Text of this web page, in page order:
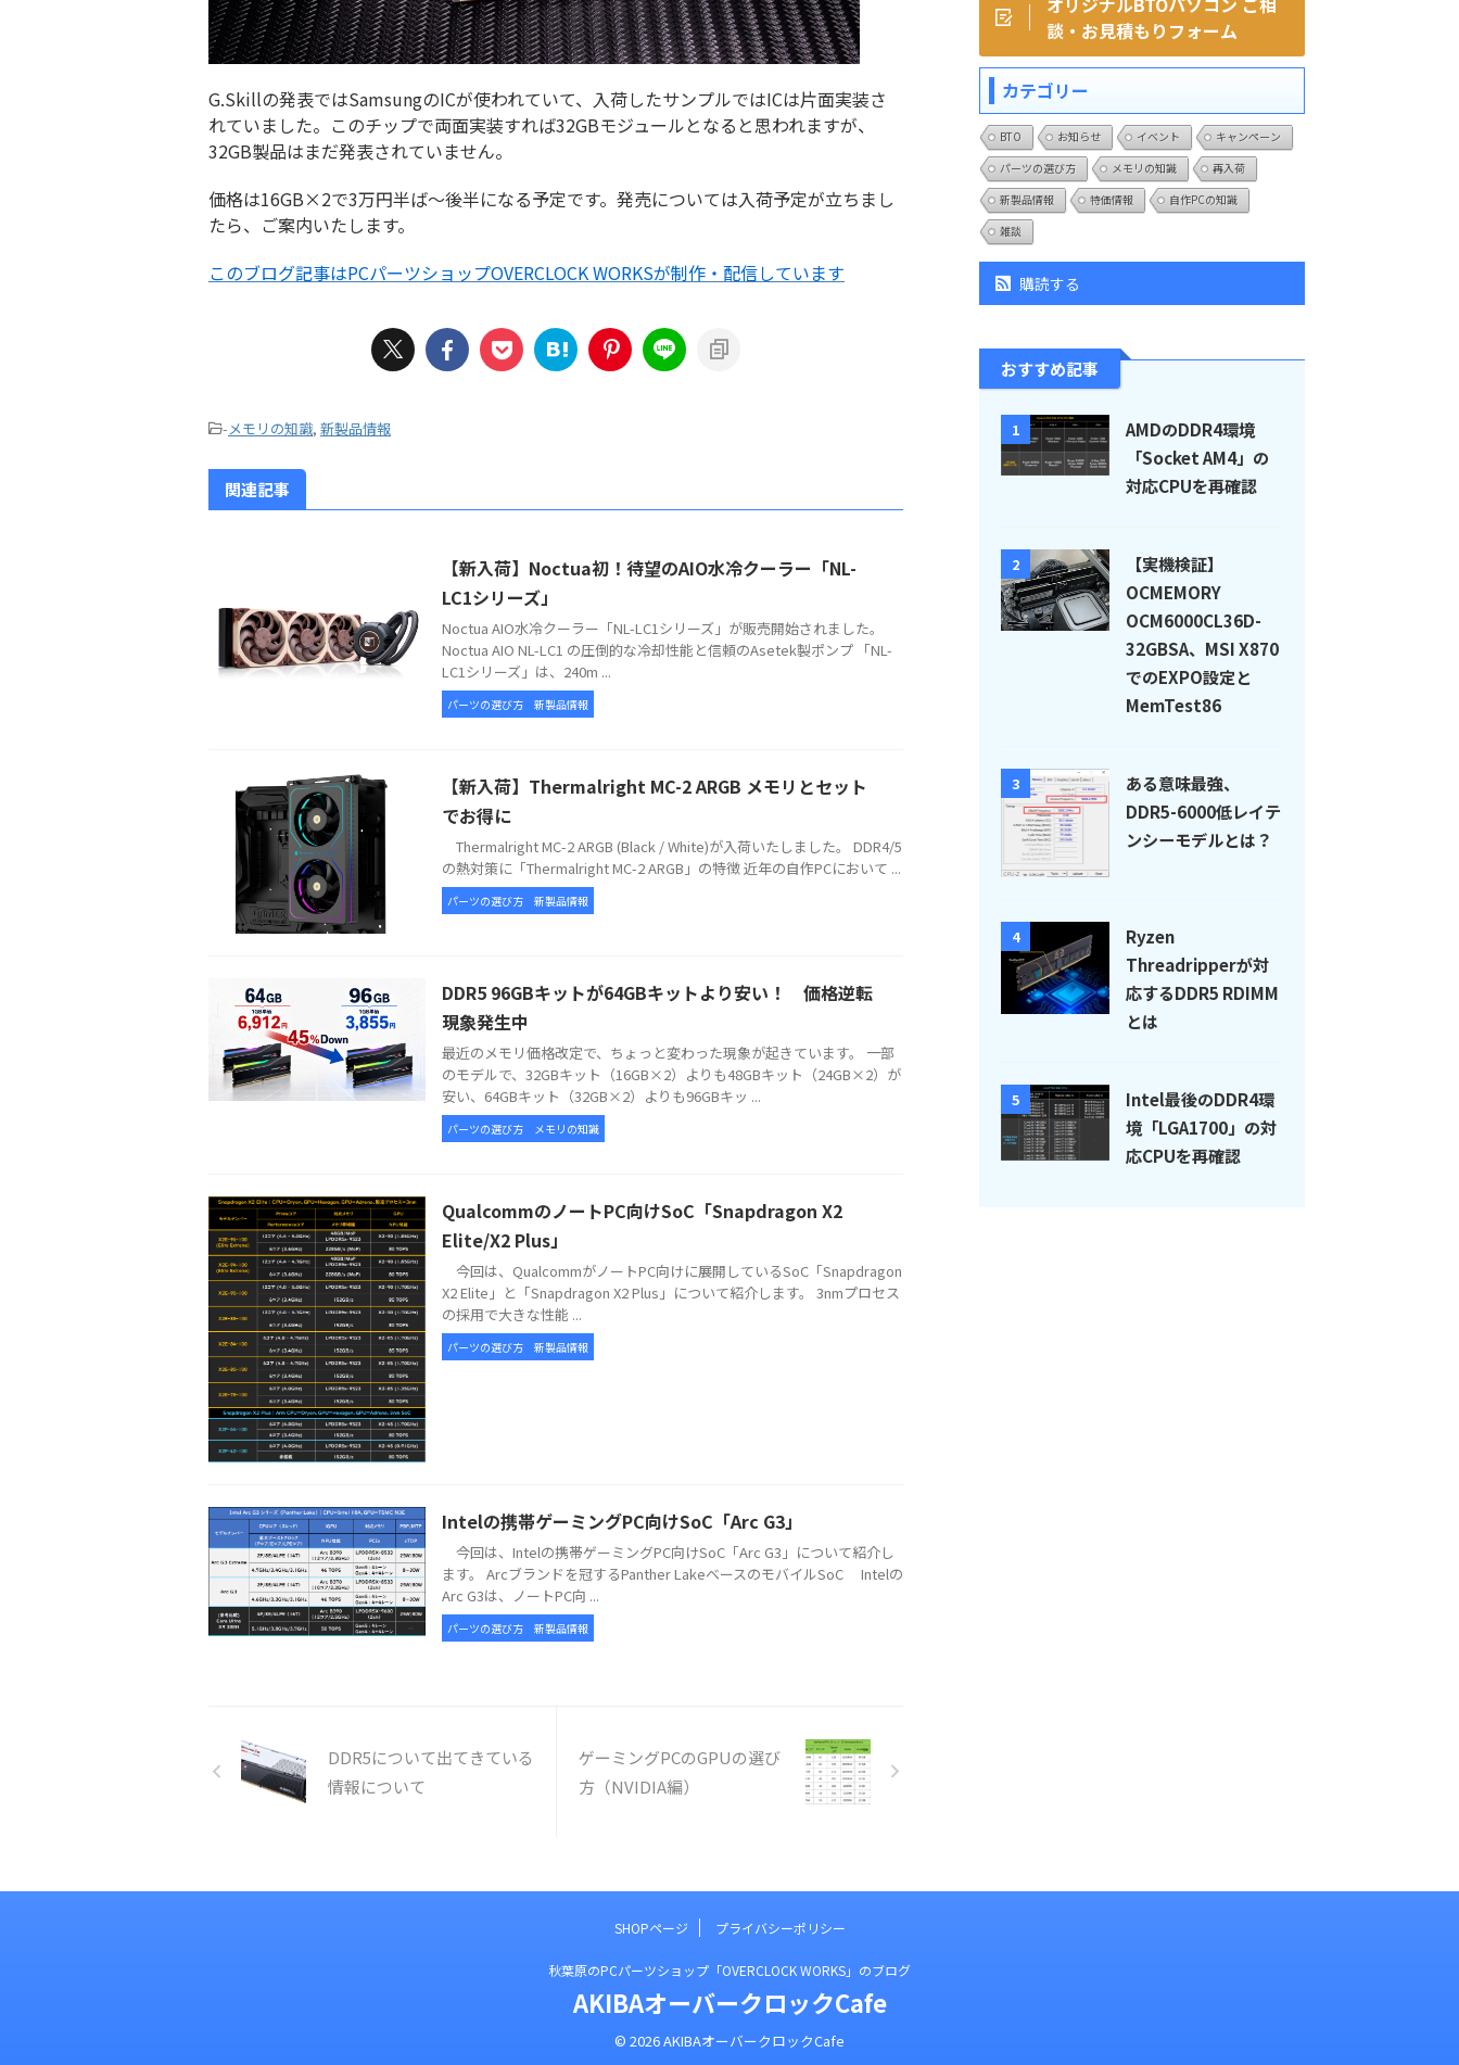
G.Skillの発表ではSamsungのICが使われていて、入荷したサンプルではICは片面実装さ
れていました。このチップで両面実装すれば32GBモジュールとなると思われますが、
32GB製品はまだ発表されていません。
価格は16GB×2で3万円半ば～後半になる予定です。発売については入荷予定が立ちまし
たら、ご案内いたします。
このブログ記事はPCパーツショップOVERCLOCK WORKSが制作・配信しています
- メモリの知識, 新製品情報
関連記事
【新入荷】Noctua初！待望のAIO水冷クーラー「NL-
LC1シリーズ」
Noctua AIO水冷クーラー「NL-LC1シリーズ」が販売開始されました。
Noctua AIO NL-LC1 の圧倒的な冷却性能と信頼のAsetek製ポンプ 「NL-
LC1シリーズ」は、240m ...
パーツの選び方 新製品情報
【新入荷】Thermalright MC-2 ARGB メモリとセット
でお得に
Thermalright MC-2 ARGB (Black / White)が入荷いたしました。 DDR4/5
の熱対策に「Thermalright MC-2 ARGB」の特徴 近年の自作PCにおいて ...
パーツの選び方 新製品情報
DDR5 96GBキットが64GBキットより安い！ 価格逆転
現象発生中
最近のメモリ価格改定で、ちょっと変わった現象が起きています。 一部
のモデルで、32GBキット（16GB×2）よりも48GBキット（24GB×2）が
安い、64GBキット（32GB×2）よりも96GBキッ ...
パーツの選び方 メモリの知識
QualcommのノートPC向けSoC「Snapdragon X2
Elite/X2 Plus」
今回は、QualcommがノートPC向けに展開しているSoC「Snapdragon
X2 Elite」と「Snapdragon X2 Plus」について紹介します。 3nmプロセス
の採用で大きな性能 ...
パーツの選び方 新製品情報
Intelの携帯ゲーミングPC向けSoC「Arc G3」
今回は、Intelの携帯ゲーミングPC向けSoC「Arc G3」について紹介し
ます。 Arcブランドを冠するPanther LakeベースのモバイルSoC Intelの
Arc G3は、ノートPC向 ...
パーツの選び方 新製品情報
DDR5について出てきている
情報について
ゲーミングPCのGPUの選び
方（NVIDIA編）
談・お見積もりフォーム
カテゴリー
BTO お知らせ イベント
キャンペーン
パーツの選び方
メモリの知識
再入荷
新製品情報
特価情報
自作PCの知識
雑談
購読する
おすすめ記事
1
AMDのDDR4環境
「Socket AM4」の
対応CPUを再確認
2
【実機検証】
OCMEMORY
OCM6000CL36D-
32GBSA、MSI X870
でのEXPO設定と
MemTest86
3
ある意味最強、
DDR5-6000低レイテ
ンシーモデルとは？
4
Ryzen
Threadripperが対
応するDDR5 RDIMM
とは
5
Intel最後のDDR4環
境「LGA1700」の対
応CPUを再確認
SHOPページ プライバシーポリシー
秋葉原のPCパーツショップ「OVERCLOCK WORKS」のブログ
AKIBAオーバークロックCafe
© 2026 AKIBAオーバークロックCafe